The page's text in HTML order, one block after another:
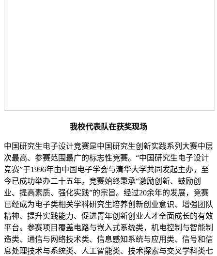
我校代表队在获奖现场
中国研究生电子设计竞赛是中国研究生创新实践系列大赛中层
次最高、参赛范围最广的标志性竞赛。“中国研究生电子设计
竞赛”于1996年由中国电子学会与清华大学共同发起主办，至
今已成功举办二十五年。竞赛始终秉承“激励创新、鼓励创
业、提高素质、强化实践”的宗旨。经过20余年的发展，竞赛
已经成为电子类相关学科研究生培养创新创业意识、增强团队
精神、提升实践能力、促进青年创新创业人才全面成长的有效
平台。参赛项目覆盖电路与嵌入式系统类，机电控制与智能制
造类、通信与网络技术类、信息感知系统与应用类、信号和信
息处理技术与系统类、人工智能类、技术探索与交叉学科类七